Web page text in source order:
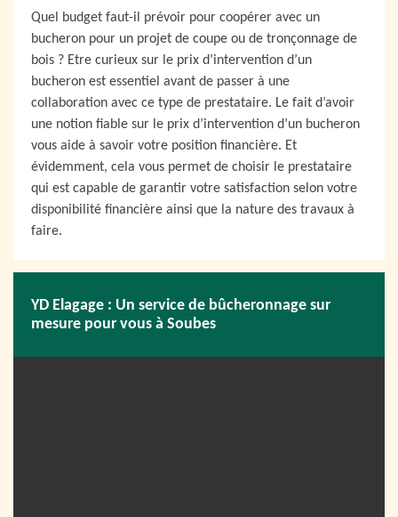
Quel budget faut-il prévoir pour coopérer avec un
bucheron pour un projet de coupe ou de tronçonnage de
bois ? Etre curieux sur le prix d’intervention d’un
bucheron est essentiel avant de passer à une
collaboration avec ce type de prestataire. Le fait d’avoir
une notion fiable sur le prix d’intervention d’un bucheron
vous aide à savoir votre position financière. Et
évidemment, cela vous permet de choisir le prestataire
qui est capable de garantir votre satisfaction selon votre
disponibilité financière ainsi que la nature des travaux à
faire.
YD Elagage : Un service de bûcheronnage sur
mesure pour vous à Soubes